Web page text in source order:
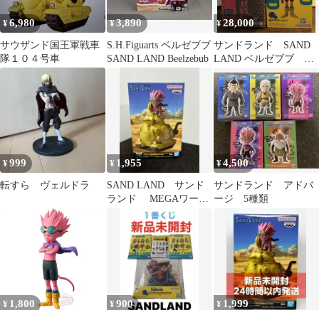
¥6,980
サウザンド国王軍戦車
隊１０４号車
¥3,890
S.H.Figuarts ベルゼブブ
SAND LAND Beelzebub
¥28,000
サンドランド SAND
LAND ベルゼブブ フ
ィギュア ラストワン
¥999
転すら ヴェルドラ
¥ 1,955
SAND LAND サンド
ランド MEGAワーコ
レフィギュア 国王軍
戦車隊
¥4,500
サンドランド アドバ
ージ 5種類
¥ 1,800 ¥900 ¥ 1,999